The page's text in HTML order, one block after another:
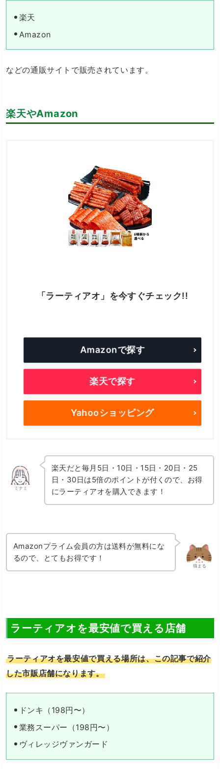
楽天
Amazon
などの通販サイトで販売されています。
楽天やAmazon
「ラーティアオ」を今すぐチェック!!
Amazonで探す
楽天で探す
Yahooショッピング
ミナミ
楽天だと毎月5日・10日・15日・20日・25
日・30日は5倍のポイントが付くので、お得
にラーティアオを購入できます！
猫まる
Amazonプライム会員の方は送料が無料にな
るので、とてもお得です！
ラーティアオを最安値で買える店舗
ラーティアオを最安値で買える場所は、この記事で紹介
した市販店舗になります。
ドンキ（198円〜）
業務スーパー（198円〜）
ヴィレッジヴァンガード